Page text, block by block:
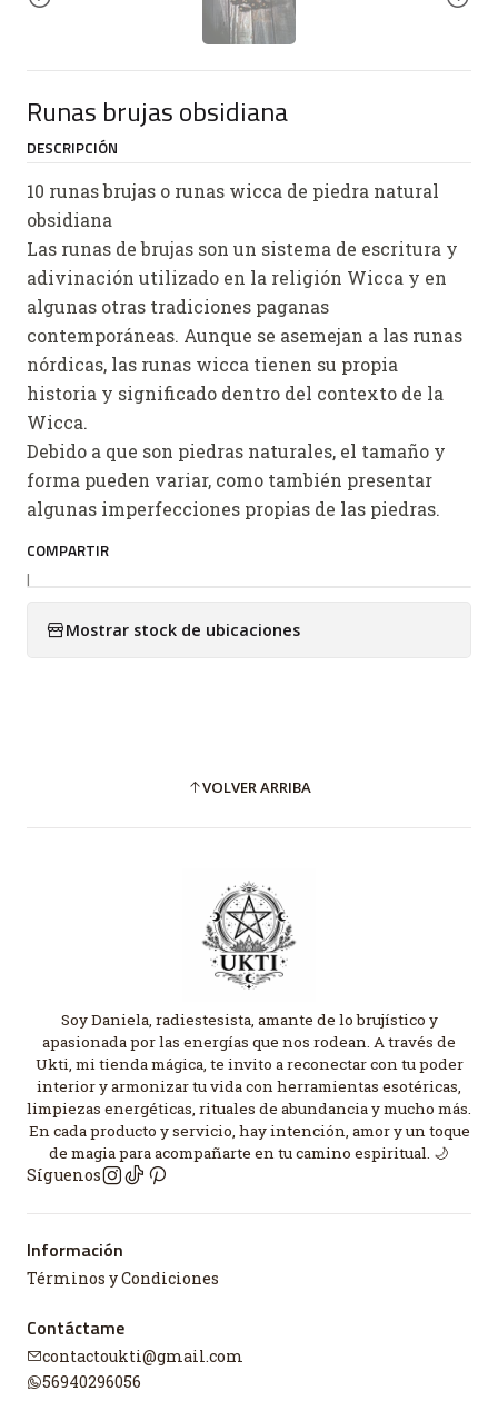
Runas brujas obsidiana
DESCRIPCIÓN
10 runas brujas o runas wicca de piedra natural
obsidiana
Las runas de brujas son un sistema de escritura y
adivinación utilizado en la religión Wicca y en
algunas otras tradiciones paganas
contemporáneas. Aunque se asemejan a las runas
nórdicas, las runas wicca tienen su propia
historia y significado dentro del contexto de la
Wicca.
Debido a que son piedras naturales, el tamaño y
forma pueden variar, como también presentar
algunas imperfecciones propias de las piedras.
COMPARTIR
|
Mostrar stock de ubicaciones
VOLVER ARRIBA
Soy Daniela, radiestesista, amante de lo brujístico y
apasionada por las energías que nos rodean. A través de
Ukti, mi tienda mágica, te invito a reconectar con tu poder
interior y armonizar tu vida con herramientas esotéricas,
limpiezas energéticas, rituales de abundancia y mucho más.
En cada producto y servicio, hay intención, amor y un toque
de magia para acompañarte en tu camino espiritual. 🌙
Síguenos
Información
Términos y Condiciones
Contáctame
contactoukti@gmail.com
56940296056